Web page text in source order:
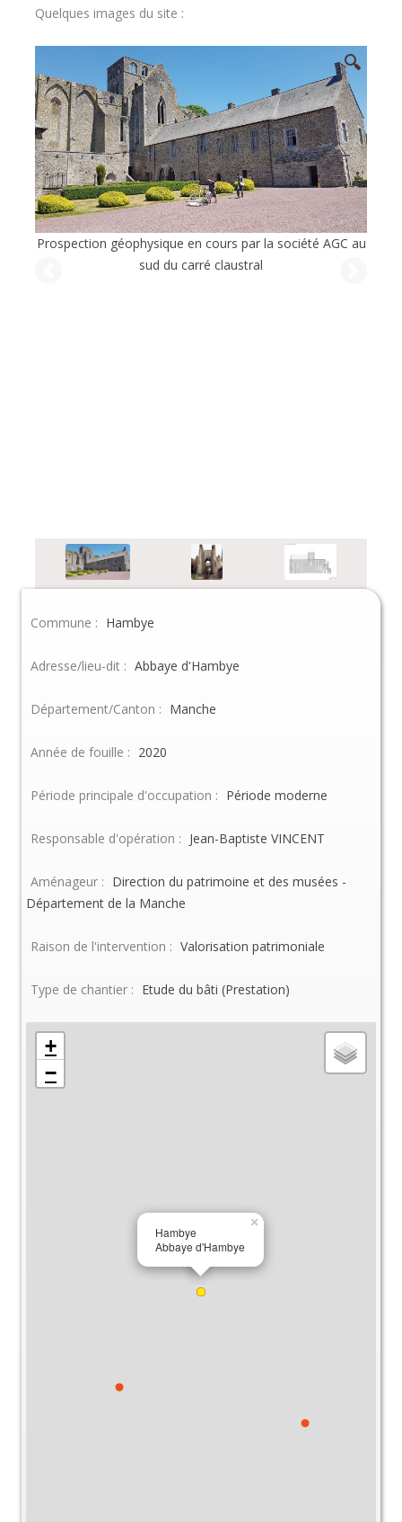
Quelques images du site :
Prospection géophysique en cours par la société AGC au
sud du carré claustral
🔍
Commune : Hambye
Adresse/lieu-dit : Abbaye d'Hambye
Département/Canton : Manche
Année de fouille : 2020
Période principale d'occupation : Période moderne
Responsable d'opération : Jean-Baptiste VINCENT
Aménageur : Direction du patrimoine et des musées -
Département de la Manche
Raison de l'intervention : Valorisation patrimoniale
Type de chantier : Etude du bâti (Prestation)
Hambye
Abbaye d'Hambye
×
+
−